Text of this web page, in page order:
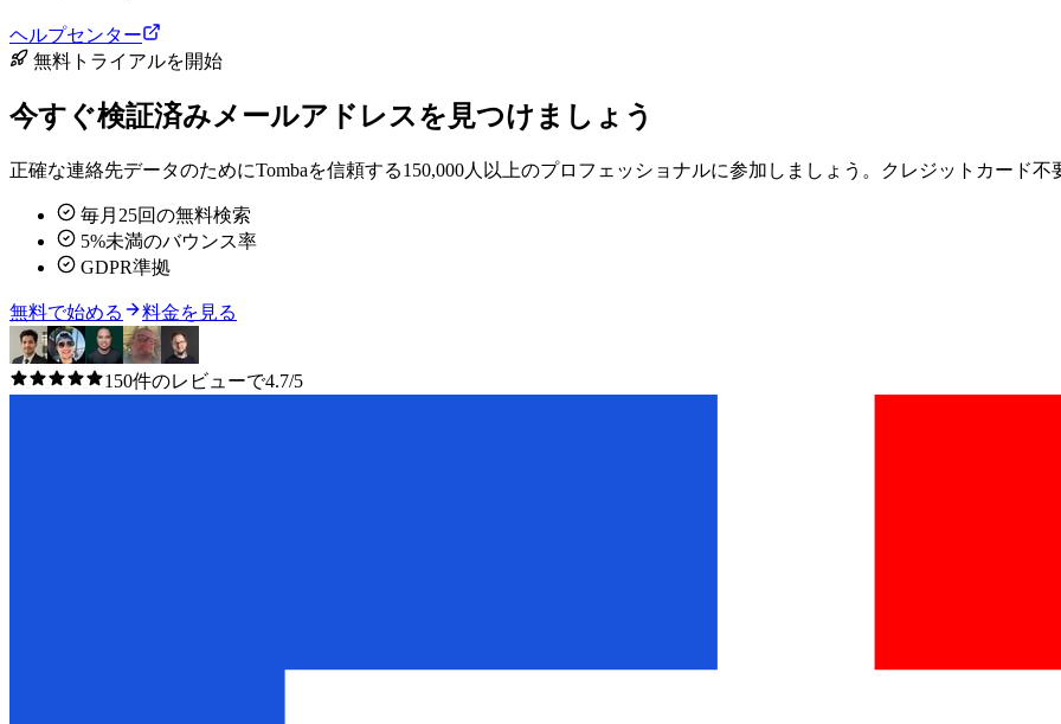
ヘルプセンター
無料トライアルを開始
今すぐ検証済みメールアドレスを見つけましょう
正確な連絡先データのためにTombaを信頼する150,000人以上のプロフェッショナルに参加しましょう。クレジットカード不
毎月25回の無料検索
5%未満のバウンス率
GDPR準拠
無料で始める 料金を見る
150件のレビューで4.7/5